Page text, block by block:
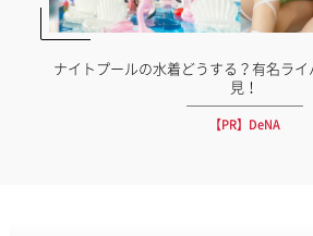
ナイトプールの水着どうする？有名ラ
見！
【PR】DeNA